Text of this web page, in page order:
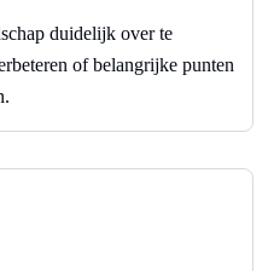
duidelijk over te
of belangrijke punten